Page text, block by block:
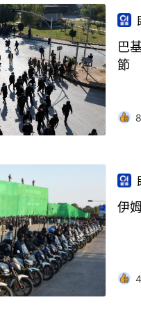
巴
節
8
伊
4